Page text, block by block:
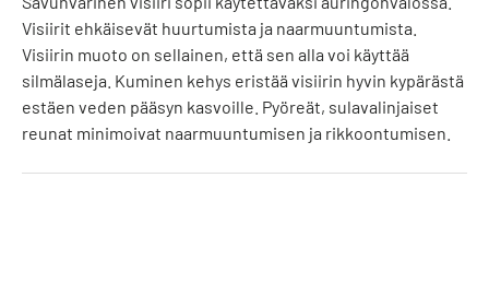
Visiirit ehkäisevät huurtumista ja naarmuuntumista.
Visiirin muoto on sellainen, että sen alla voi käyttää
silmälaseja. Kuminen kehys eristää visiirin hyvin kypärästä
estäen veden pääsyn kasvoille. Pyöreät, sulavalinjaiset
reunat minimoivat naarmuuntumisen ja rikkoontumisen.